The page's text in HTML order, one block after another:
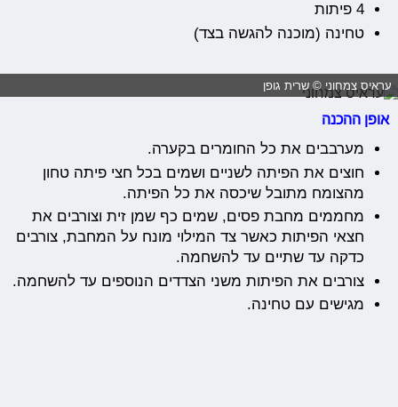
4 פיתות
טחינה (מוכנה להגשה בצד)
עראיס צמחוני © שרית גופן
אופן ההכנה
מערבבים את כל החומרים בקערה.
חוצים את הפיתה לשניים ושמים בכל חצי פיתה טחון
מהצומח מתובל שיכסה את כל הפיתה.
מחממים מחבת פסים, שמים כף שמן זית וצורבים את
חצאי הפיתות כאשר צד המילוי מונח על המחבת, צורבים
כדקה עד שתיים עד להשחמה.
צורבים את הפיתות משני הצדדים הנוספים עד להשחמה.
מגישים עם טחינה.